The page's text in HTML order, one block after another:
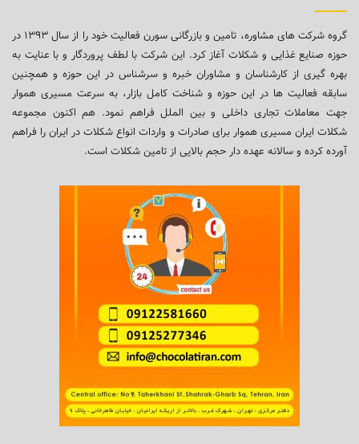
گروه شرکت های مشاوره، تامین و بازرگانی سورن فعالیت خود را از سال ۱۳۹۳ در
حوزه صنایع غذایی و شکلات آغاز کرد. این شرکت با لطف پروردگار و با عنایت به
بهره گیری از کارشناسان و مشاوران خبره و سرشناس در این حوزه و همچنین
سابقه فعالیت ها در این حوزه و شناخت کامل بازار، به سرعت مسیری هموار
جهت معاملات تجاری داخلی و بین الملل فراهم نمود. هم اکنون مجموعه
شکلات ایران مسیری هموار برای صادرات و واردات انواع شکلات در ایران را فراهم
آورده کرده و سالانه عهده دار حجم بالایی از تامین شکلات است.